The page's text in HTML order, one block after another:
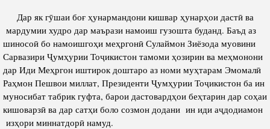
Дар як гӯшаи боғ ҳунармандони кишвар ҳунарҳои дастӣ ва
мардумии худро дар маърази намоиш гузошта буданд. Баъд аз
шиносоӣ бо намоишгоҳи меҳргонӣ Сулаймон Зиёзода муовини
Сарвазири Ҷумҳурии Тоҷикистон тамоми ҳозирин ва меҳмонони
дар Иди Меҳргон иштирок доштаро аз номи муҳтарам Эмомалӣ
Раҳмон Пешвои миллат, Президенти Ҷумҳурии Тоҷикистон ба ин
муносибат табрик гуфта, барои дастовардҳои беҳтарин дар соҳаи
кишоварзӣ ва дар сатҳи боло созмон додани ин иди аҷдодиамон
изҳори миннатдорӣ намуд.